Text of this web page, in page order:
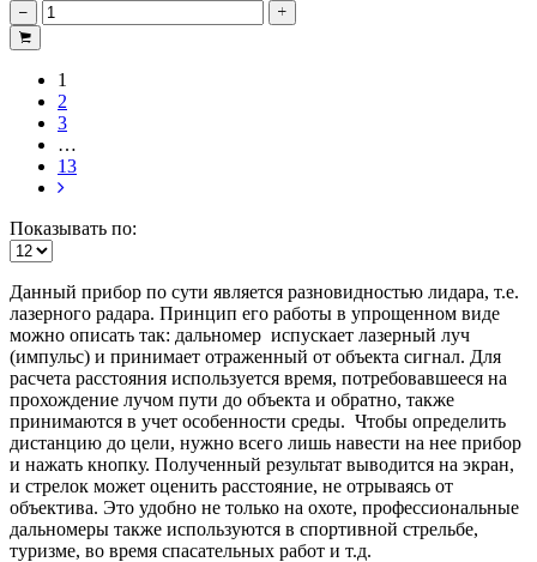
1
2
3
…
13
Показывать по:
Данный прибор по сути является разновидностью лидара, т.е.
лазерного радара. Принцип его работы в упрощенном виде
можно описать так: дальномер испускает лазерный луч
(импульс) и принимает отраженный от объекта сигнал. Для
расчета расстояния используется время, потребовавшееся на
прохождение лучом пути до объекта и обратно, также
принимаются в учет особенности среды. Чтобы определить
дистанцию до цели, нужно всего лишь навести на нее прибор
и нажать кнопку. Полученный результат выводится на экран,
и стрелок может оценить расстояние, не отрываясь от
объектива. Это удобно не только на охоте, профессиональные
дальномеры также используются в спортивной стрельбе,
туризме, во время спасательных работ и т.д.